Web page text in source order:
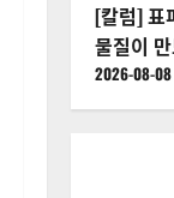
[칼럼] 표
물질이
2026-08-08